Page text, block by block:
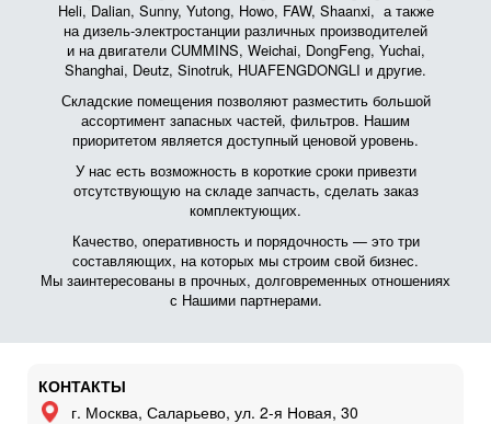
Heli, Dalian, Sunny, Yutong, Howo, FAW, Shaanxi, а также
на дизель-электростанции различных производителей
и на двигатели CUMMINS, Weichai, DongFeng, Yuchai,
Shanghai, Deutz, Sinotruk, HUAFENGDONGLI и другие.
Складские помещения позволяют разместить большой
ассортимент запасных частей, фильтров. Нашим
приоритетом является доступный ценовой уровень.
У нас есть возможность в короткие сроки привезти
отсутствующую на складе запчасть, сделать заказ
комплектующих.
Качество, оперативность и порядочность — это три
составляющих, на которых мы строим свой бизнес.
Мы заинтересованы в прочных, долговременных отношениях
с Нашими партнерами.
КОНТАКТЫ
г. Москва, Саларьево, ул. 2-я Новая, 30